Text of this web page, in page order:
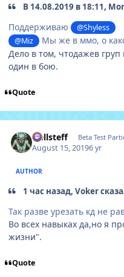
В 14.08.2019 в 18:11,
Поддерживаю
@Shyless
@Miz
Мы же в ммо, о
Дело в том, чтодажев
один в бою.
Quote
Hellsteff Beta Test
August 15, 20196 yr
AUTHOR
1 час назад, Voker
Так разве урезать кд не
Во всех навыках да,но я
жизни".
Quote